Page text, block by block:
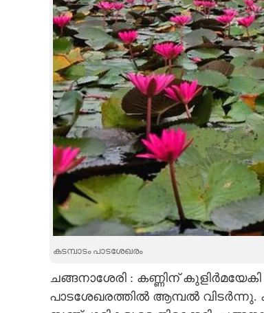
LIFESTYLE
SPIRITUAL
LITERATURE
കടമ്പാടം പാടശേഖരം
ചങ്ങനാശേരി : കണ്ണിന്
പാടശേഖരത്തിൽ ആമ്പൽ വിടർന്നു.